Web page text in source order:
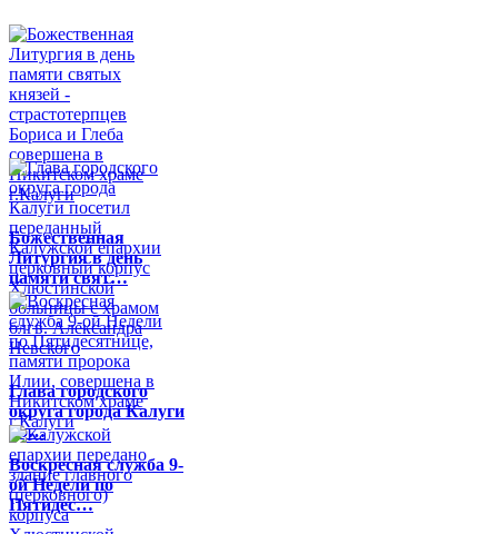
Божественная
Литургия в день
памяти свят…
Глава городского
округа города Калуги
по…
Воскресная служба 9-
ой Недели по
Пятидес…